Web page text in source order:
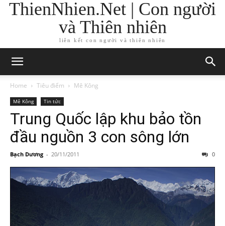
ThienNhien.Net | Con người
và Thiên nhiên
liên kết con người và thiên nhiên
Home Tiêu điểm Mê Kông
Mê Kông Tin tức
Trung Quốc lập khu bảo tồn
đầu nguồn 3 con sông lớn
Bạch Dương - 20/11/2011 0